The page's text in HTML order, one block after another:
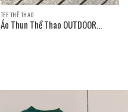
TEE THỂ THAO
Áo Thun Thể Thao OUTDOOR